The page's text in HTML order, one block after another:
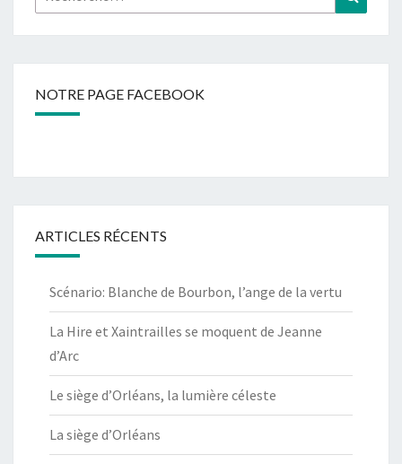
NOTRE PAGE FACEBOOK
ARTICLES RÉCENTS
Scénario: Blanche de Bourbon, l’ange de la vertu
La Hire et Xaintrailles se moquent de Jeanne
d’Arc
Le siège d’Orléans, la lumière céleste
La siège d’Orléans